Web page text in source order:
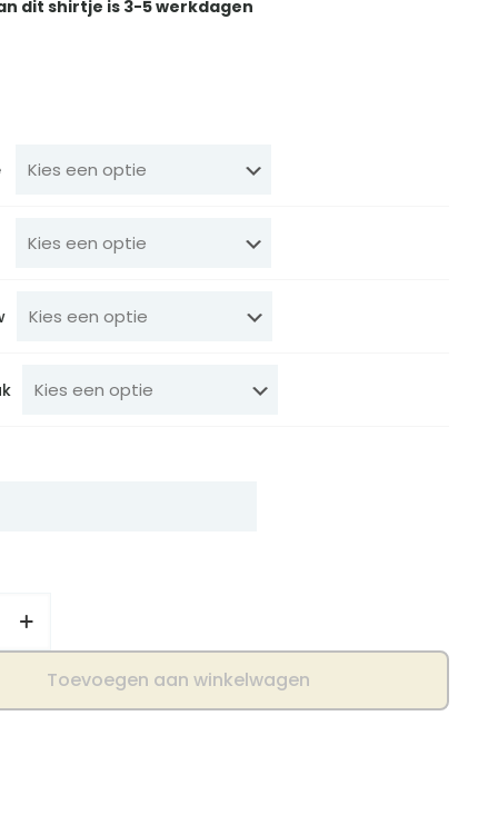
dit shirtje is 3-5 werkdagen
Toevoegen aan winkelwagen